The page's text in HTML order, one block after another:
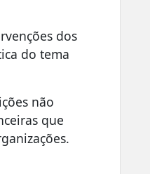
dos
do tema
não
que